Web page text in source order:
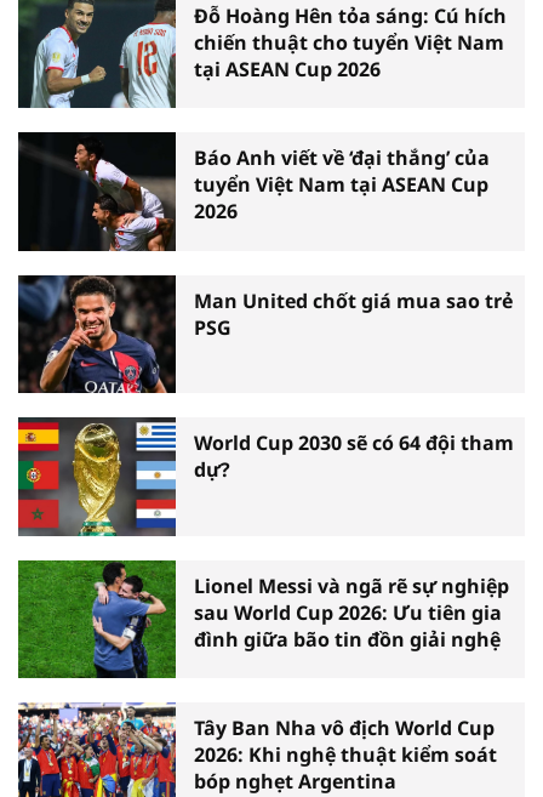
Đỗ Hoàng Hên tỏa sáng: Cú hích
chiến thuật cho tuyển Việt Nam
tại ASEAN Cup 2026
Báo Anh viết về ‘đại thắng’ của
tuyển Việt Nam tại ASEAN Cup
2026
Man United chốt giá mua sao trẻ
PSG
World Cup 2030 sẽ có 64 đội tham
dự?
Lionel Messi và ngã rẽ sự nghiệp
sau World Cup 2026: Ưu tiên gia
đình giữa bão tin đồn giải nghệ
Tây Ban Nha vô địch World Cup
2026: Khi nghệ thuật kiểm soát
bóp nghẹt Argentina